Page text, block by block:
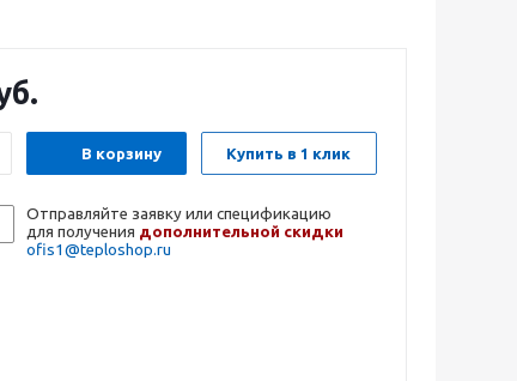
В корзину Купить в 1 клик
Отправляйте заявку или спецификацию
для получения дополнительной скидки
ofis1@teploshop.ru